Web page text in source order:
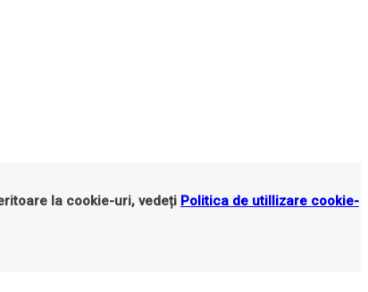
la cookie-uri, vedeți Politica de utillizare cookie-